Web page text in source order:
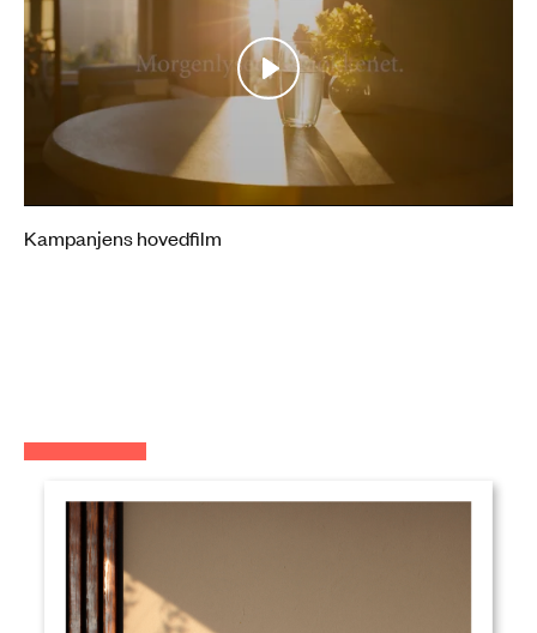
Mute Settings
Play
Kampanjens hovedfilm